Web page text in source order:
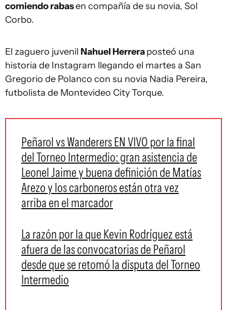
comiendo rabasen compañía de su novia, Sol
Corbo.
El zaguero juvenil Nahuel Herreraposteó una
historia de Instagram llegando el martes a San
Gregorio de Polanco con su novia Nadia Pereira,
futbolista de Montevideo City Torque.
Peñarol vs Wanderers EN VIVO por la final
del Torneo Intermedio: gran asistencia de
Leonel Jaime y buena definición de Matías
Arezo y los carboneros están otra vez
arriba en el marcador
La razón por la que Kevin Rodríguez está
afuera de las convocatorias de Peñarol
desde que se retomó la disputa del Torneo
Intermedio